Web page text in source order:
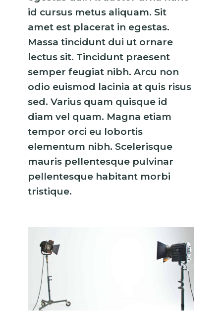
id cursus metus aliquam. Sit
amet est placerat in egestas.
Massa tincidunt dui ut ornare
lectus sit. Tincidunt praesent
semper feugiat nibh. Arcu non
odio euismod lacinia at quis risus
sed. Varius quam quisque id
diam vel quam. Magna etiam
tempor orci eu lobortis
elementum nibh. Scelerisque
mauris pellentesque pulvinar
pellentesque habitant morbi
tristique.